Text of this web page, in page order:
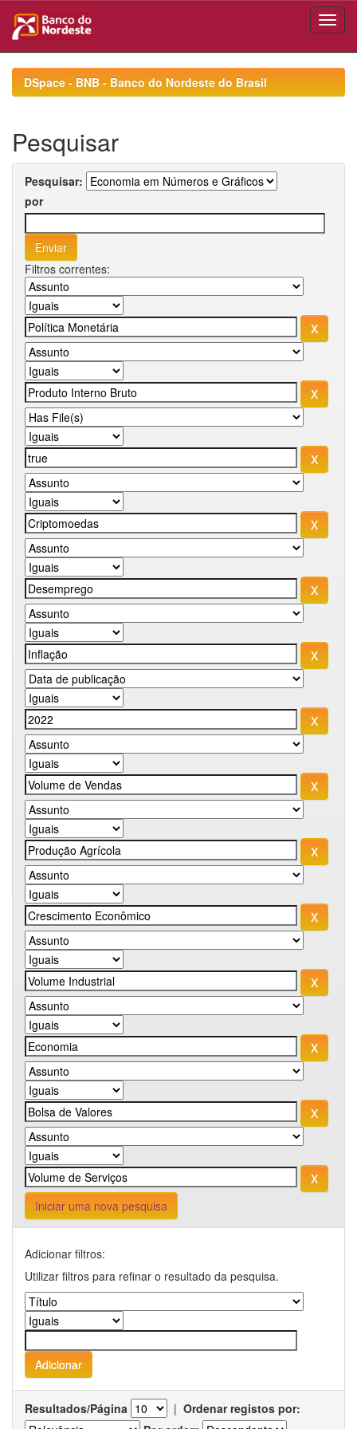
navigationDSpace - BNB - Banco do Nordeste do Brasil
Pesquisar
Pesquisar:
por
Filtros correntes:
Iniciar uma nova pesquisa
Adicionar filtros:
Utilizar filtros para refinar o resultado da pesquisa.
Resultados/Página | Ordenar registos por: